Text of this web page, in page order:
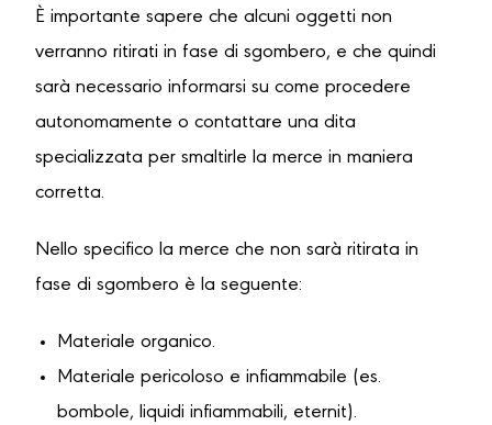
È importante sapere che alcuni oggetti non
verranno ritirati in fase di sgombero, e che quindi
sarà necessario informarsi su come procedere
autonomamente o contattare una dita
specializzata per smaltirle la merce in maniera
corretta.
Nello specifico la merce che non sarà ritirata in
fase di sgombero è la seguente:
Materiale organico.
Materiale pericoloso e infiammabile (es.
bombole, liquidi infiammabili, eternit).